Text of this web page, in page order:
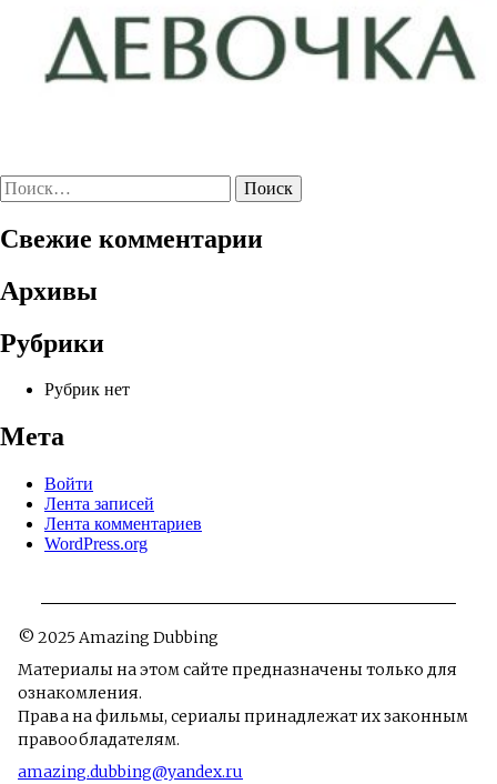
Найти:
Свежие комментарии
Архивы
Рубрики
Рубрик нет
Мета
Войти
Лента записей
Лента комментариев
WordPress.org
© 2025 Amazing Dubbing
Материалы на этом сайте предназначены только для
ознакомления.
Права на фильмы, сериалы принадлежат их законным
правообладателям.
amazing.dubbing@yandex.ru